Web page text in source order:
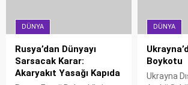
DÜNYA
Rusya’dan Dünyayı
Sarsacak Karar:
Akaryakıt Yasağı Kapıda
DÜNYA
Boykotu
Ukrayna